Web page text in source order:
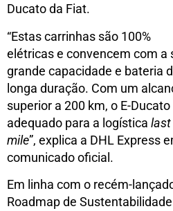
Ducato da Fiat.
“Estas carrinhas são 100%
elétricas e convencem com a
grande capacidade e bateria
longa duração. Com um
superior a 200 km, o E-Ducato
adequado para a logística last
mile”, explica a DHL Express
comunicado oficial.
Em linha com o recém-
Roadmap de